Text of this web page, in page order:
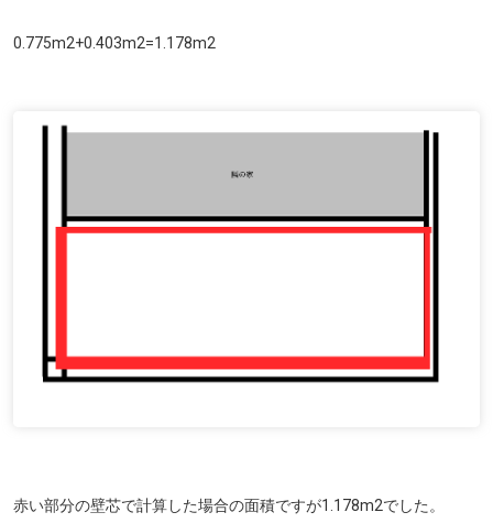
0.775m2+0.403m2=1.178m2
赤い部分の壁芯で計算した場合の面積ですが1.178m2でした。